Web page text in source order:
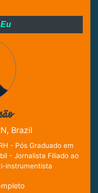
Brazil
- Pós Graduado em
- Jornalista Filiado ao
instrumentista